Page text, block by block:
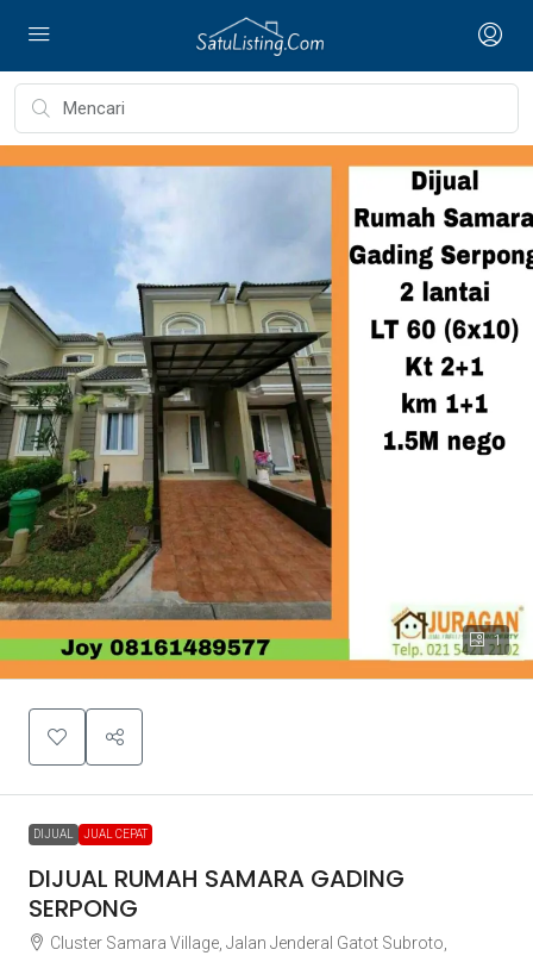
1
DIJUAL JUAL CEPAT
DIJUAL RUMAH SAMARA GADING
SERPONG
Cluster Samara Village, Jalan Jenderal Gatot Subroto,